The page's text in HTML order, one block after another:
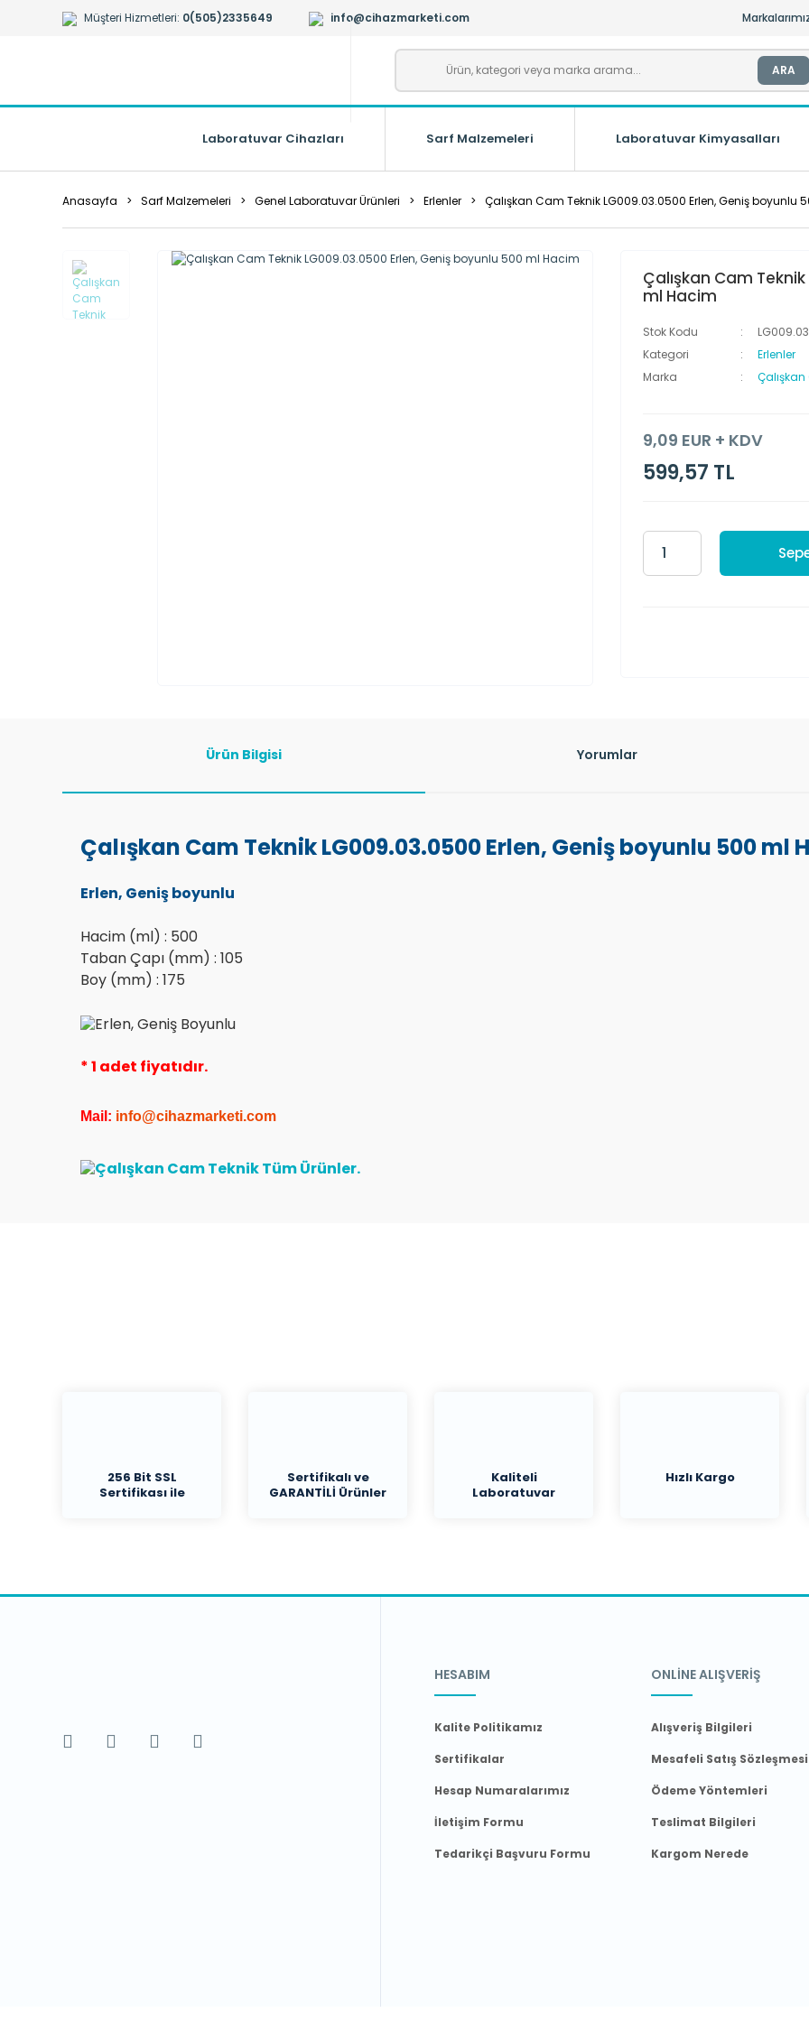
Müşteri Hizmetleri: 0(505)2335649 info@cihazmarketi.com
ARA
Laboratuvar Cihazları Sarf Malzemeleri Laboratuvar Kimyasalları
Anasayfa Sarf Malzemeleri Genel Laboratuvar Ürünleri Erlenler Çalışkan Cam Teknik LG009.03.0500 Erlen, Geniş boyunlu
Çalışkan Cam
ml Hacim
Stok Kodu
Kategori
Erlenler
Marka
9,09 EUR + KDV
599,57 TL
Ürün Bilgisi Yorumlar
Çalışkan Cam Teknik LG009.03.0500 Erlen, Geniş boyunlu 500 ml
Erlen, Geniş boyunlu
Hacim (ml) : 500
Taban Çapı (mm) : 105
Boy (mm) : 175
* 1 adet fiyatıdır.
Mail: info@cihazmarketi.com
256 Bit SSL
Sertifikası ile
Sertifikalı ve
GARANTİLİ Ürünler
Kaliteli
Laboratuvar
Hızlı Kargo
HESABIM
Kalite Politikamız
Sertifikalar
Hesap Numaralarımız
İletişim Formu
Tedarikçi Başvuru Formu
ONLİNE ALIŞVERİŞ
Alışveriş Bilgileri
Mesafeli Satış Sözleşmesi
Ödeme Yöntemleri
Teslimat Bilgileri
Kargom Nerede